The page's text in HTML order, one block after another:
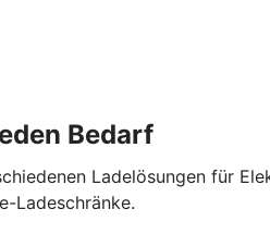
Bedarf
Ladelösungen für
Ladeschränke.